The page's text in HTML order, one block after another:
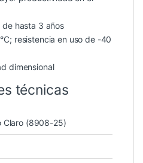
hasta 3 años
resistencia en uso de -40
dimensional
técnicas
Claro (8908-25)